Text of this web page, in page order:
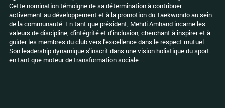
Cette nomination témoigne de sa détermination à contribuer
activement au développement et à la promotion du Taekwondo au sein
de la communauté. En tant que président, Mehdi Amhand incarne les
valeurs de discipline, d'intégrité et d'inclusion, cherchant à inspirer et à
guider les membres du club vers l'excellence dans le respect mutuel.
Son leadership dynamique s'inscrit dans une vision holistique du sport
en tant que moteur de transformation sociale.